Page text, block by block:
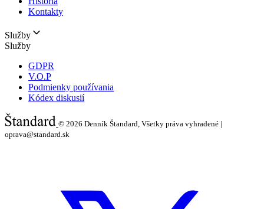
Kontakty
Služby
Služby
GDPR
V.O.P
Podmienky používania
Kódex diskusií
© 2026 Denník Štandard, Všetky práva vyhradené |
oprava@standard.sk